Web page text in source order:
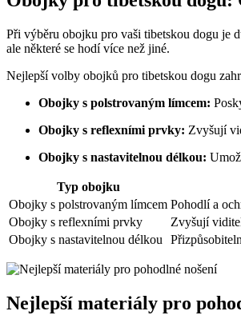
Při výběru obojku pro vaši tibetskou dogu je
ale některé se hodí více než jiné.
Nejlepší volby obojků pro tibetskou dogu
Obojky s polstrovaným límcem:
Obojky s reflexními prvky: Zvyšují
Obojky s nastavitelnou délkou:
Typ obojku
Obojky s polstrovaným límcem Pohodlí a
Obojky s reflexními prvky
Zvyšují
Obojky s nastavitelnou délkou
Nejlepší materiály pro